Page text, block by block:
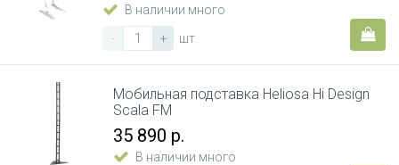
В наличии много
-
+ шт
Мобильная подставка Heliosa Hi Design
Scala FM
35 890 р.
В наличии много